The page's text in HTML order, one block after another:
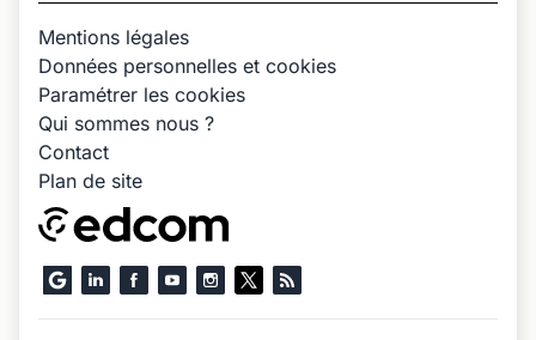
Mentions légales
Données personnelles et cookies
Paramétrer les cookies
Qui sommes nous ?
Contact
Plan de site